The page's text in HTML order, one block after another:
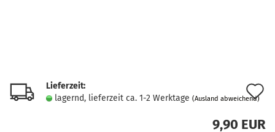
Lieferzeit:
lagernd, lieferzeit ca. 1-2 Werktage (Ausland abweichend)
9,90 EUR